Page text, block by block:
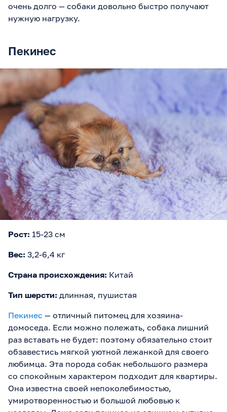
очень долго — собаки довольно быстро получают
нужную нагрузку.
Пекинес
Рост: 15-23 см
Вес: 3,2-6,4 кг
Страна происхождения: Китай
Тип шерсти: длинная, пушистая
Пекинес — отличный питомец для хозяина-
домоседа. Если можно полежать, собака лишний
раз вставать не будет: поэтому обязательно стоит
обзавестись мягкой уютной лежанкой для своего
любимца. Эта порода собак небольшого размера
со спокойным характером подходит для квартиры.
Она известна своей непоколебимостью,
умиротворенностью и большой любовью к